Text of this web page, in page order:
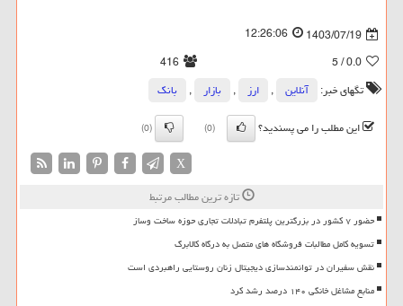
1403/07/19
12:26:06
0.0
/ 5
416
تگهای خبر:
آنلاین , ارز , بازار ,
بانك
این مطلب را می پسندید؟
(0)
(0)
X
تازه ترین مطالب مرتبط
حضور ۷ کشور در بزرگترین پلتفرم تبادلات تجاری حوزه ساخت وساز
تسویه کامل مطالبات فروشگاه های متصل به درگاه کالابرگ
نقش سفیران در توانمندسازی دیجیتال زنان روستایی راهبردی است
منابع مشاغل خانگی ۱۴۰ درصد رشد کرد